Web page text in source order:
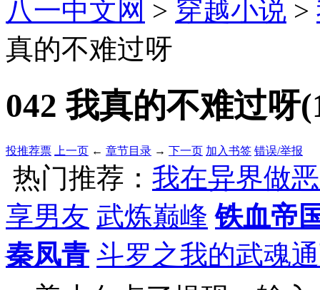
八一中文网 > 穿越小说 >
真的不难过呀
042 我真的不难过呀
投推荐票 上一页 ← 章节目录 → 下一页 加入书签 错误/举报
热门推荐： 我在异界做
享男友 武炼巅峰 铁血帝
秦凤青 斗罗之我的武魂